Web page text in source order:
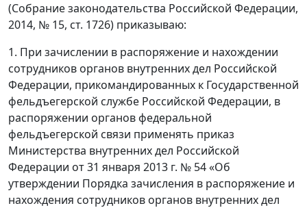
(Собрание законодательства Российской Федерации,
2014, № 15, ст. 1726) приказываю:
1. При зачислении в распоряжение и нахождении
сотрудников органов внутренних дел Российской
Федерации, прикомандированных к Государственной
фельдъегерской службе Российской Федерации, в
распоряжении органов федеральной
фельдъегерской связи применять приказ
Министерства внутренних дел Российской
Федерации от 31 января 2013 г. № 54 «Об
утверждении Порядка зачисления в распоряжение и
нахождения сотрудников органов внутренних дел